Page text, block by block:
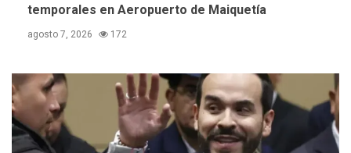
temporales en Aeropuerto de Maiquetía
agosto 7, 2026 172